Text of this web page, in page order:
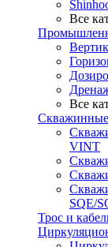
Все
Все
VINT
SQE/
Трос и